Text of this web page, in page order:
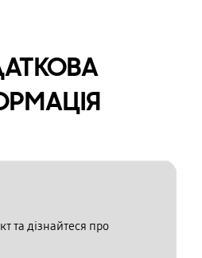
та дізнайтеся про